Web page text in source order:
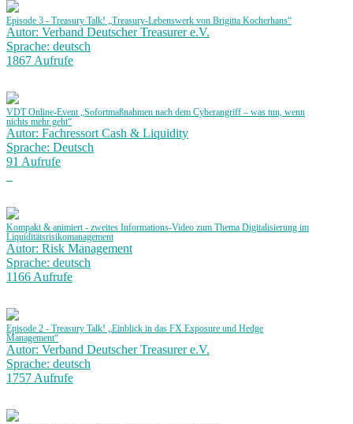
Episode 3 - Treasury Talk! „Treasury-Lebenswerk von Brigitta Kocherhans“
Autor: Verband Deutscher Treasurer e.V.
Sprache: deutsch
1867 Aufrufe
VDT Online-Event „Sofortmaßnahmen nach dem Cyberangriff – was tun, wenn
nichts mehr geht“
Autor: Fachressort Cash & Liquidity
Sprache: Deutsch
91 Aufrufe
Kompakt & animiert - zweites Informations-Video zum Thema Digitalisierung im
Liquiditätsrisikomanagement
Autor: Risk Management
Sprache: deutsch
1166 Aufrufe
Episode 2 - Treasury Talk! „Einblick in das FX Exposure und Hedge
Management“
Autor: Verband Deutscher Treasurer e.V.
Sprache: deutsch
1757 Aufrufe